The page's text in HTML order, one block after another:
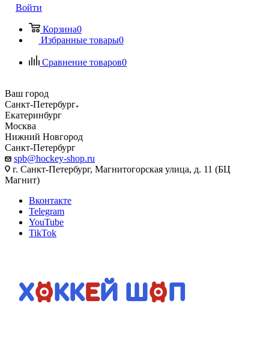
Войти
Корзина0
Избранные товары0
Сравнение товаров0
Ваш город
Санкт-Петербург
Екатеринбург
Москва
Нижний Новгород
Санкт-Петербург
spb@hockey-shop.ru
г. Санкт-Петербург, Магнитогорская улица, д. 11 (БЦ
Магнит)
Вконтакте
Telegram
YouTube
TikTok